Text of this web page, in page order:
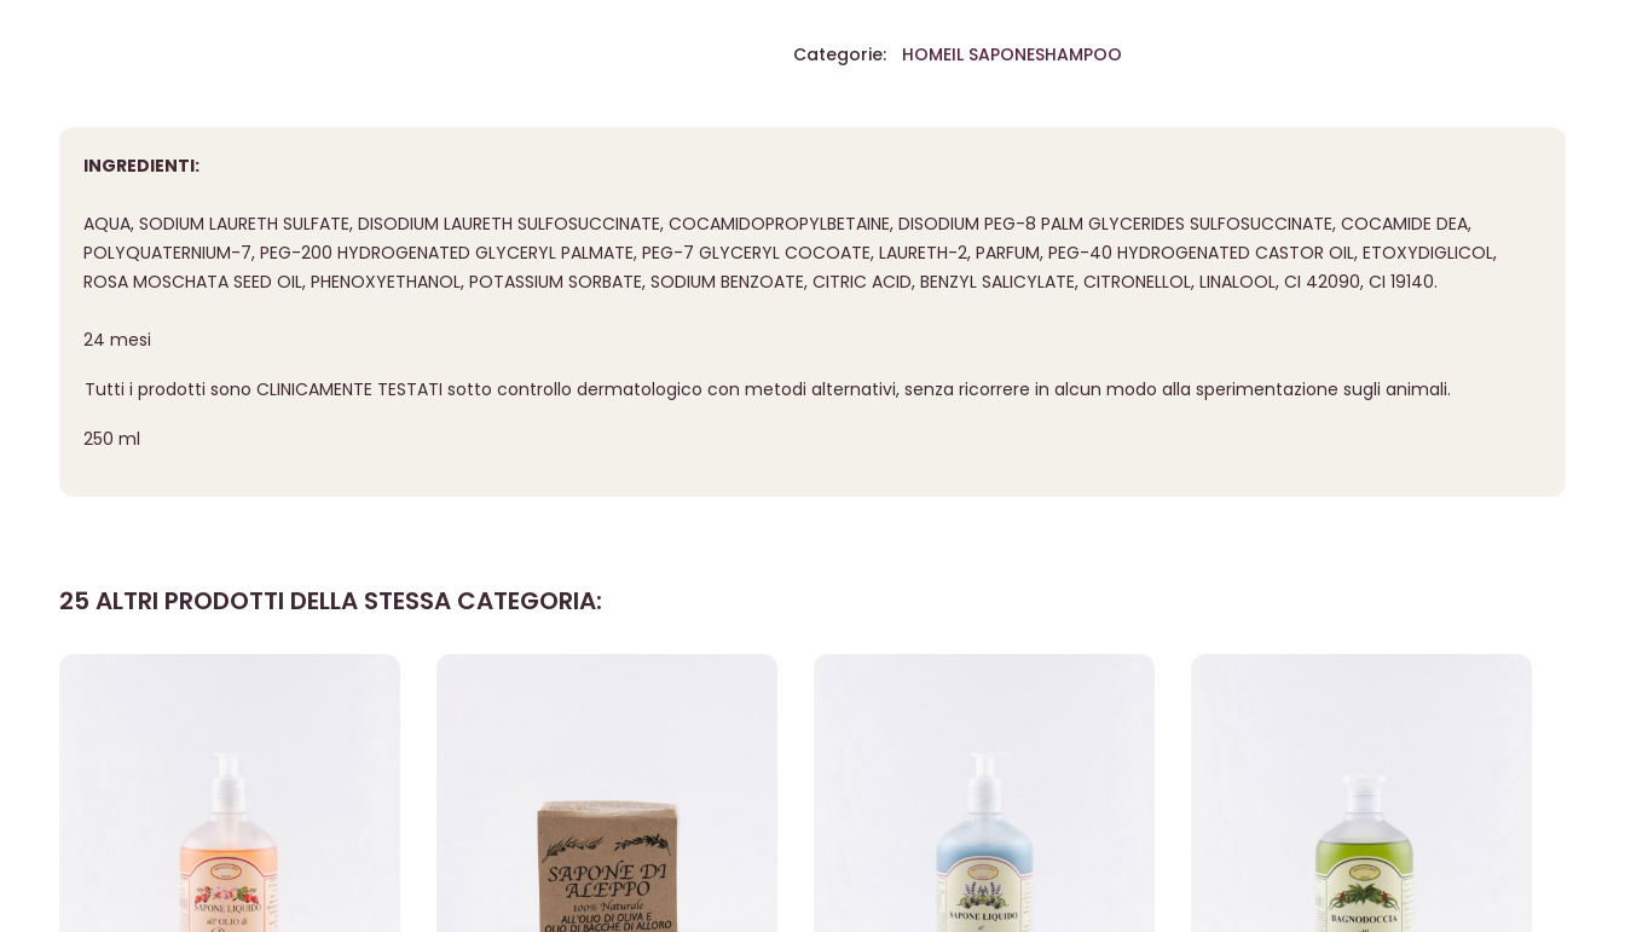
Categorie: HOMEIL SAPONESHAMPOO
INGREDIENTI:
AQUA, SODIUM LAURETH SULFATE, DISODIUM LAURETH SULFOSUCCINATE, COCAMIDOPROPYLBETAINE, DISODIUM PEG-8 PALM GLYCERIDES SULFOSUCCINATE, COCAMIDE DEA,
POLYQUATERNIUM-7, PEG-200 HYDROGENATED GLYCERYL PALMATE, PEG-7 GLYCERYL COCOATE, LAURETH-2, PARFUM, PEG-40 HYDROGENATED CASTOR OIL, ETOXYDIGLICOL,
ROSA MOSCHATA SEED OIL, PHENOXYETHANOL, POTASSIUM SORBATE, SODIUM BENZOATE, CITRIC ACID, BENZYL SALICYLATE, CITRONELLOL, LINALOOL, CI 42090, CI 19140.
24 mesi
Tutti i prodotti sono CLINICAMENTE TESTATI sotto controllo dermatologico con metodi alternativi, senza ricorrere in alcun modo alla sperimentazione sugli animali.
250 ml
25 ALTRI PRODOTTI DELLA STESSA CATEGORIA: